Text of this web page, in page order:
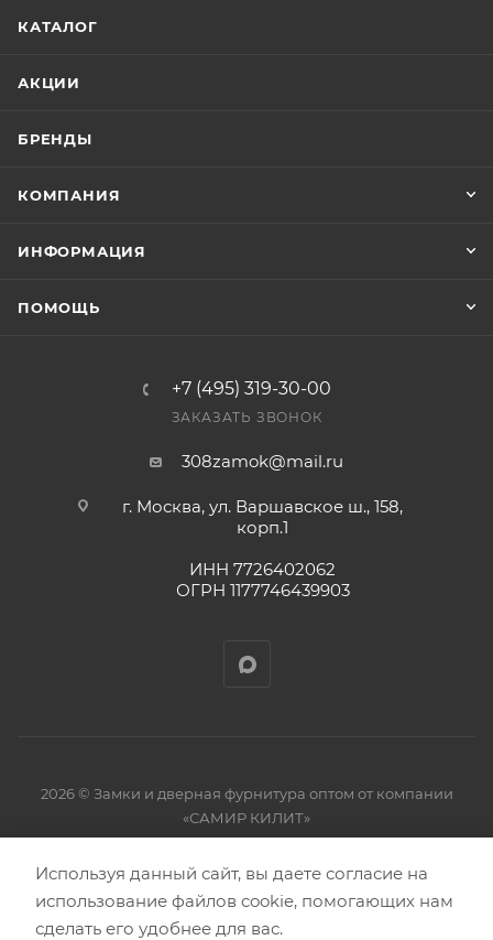
Используя данный сайт, вы даете согласие на
использование файлов cookie, помогающих нам
сделать его удобнее для вас.
КАТАЛОГ
АКЦИИ
БРЕНДЫ
КОМПАНИЯ
ИНФОРМАЦИЯ
ПОМОЩЬ
+7 (495) 319-30-00
ЗАКАЗАТЬ ЗВОНОК
308zamok@mail.ru
г. Москва, ул. Варшавское ш., 158,
корп.1
ИНН 7726402062
ОГРН 1177746439903
2026 © Замки и дверная фурнитура оптом от компании
«САМИР КИЛИТ»